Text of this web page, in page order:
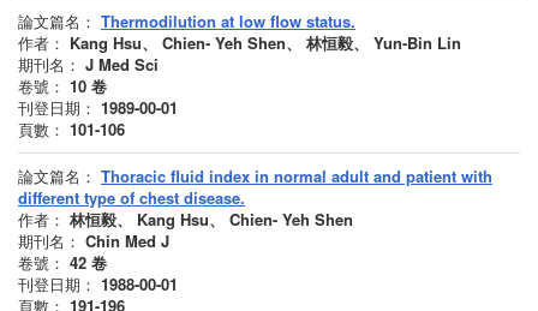
論文篇名： Thermodilution at low flow status.
作者： Kang Hsu、 Chien- Yeh Shen、 林恒毅、 Yun-Bin Lin
期刊名： J Med Sci
卷號： 10 卷
刊登日期： 1989-00-01
頁數： 101-106
論文篇名： Thoracic fluid index in normal adult and patient with
different type of chest disease.
作者： 林恒毅、 Kang Hsu、 Chien- Yeh Shen
期刊名： Chin Med J
卷號： 42 卷
刊登日期： 1988-00-01
頁數： 191-196